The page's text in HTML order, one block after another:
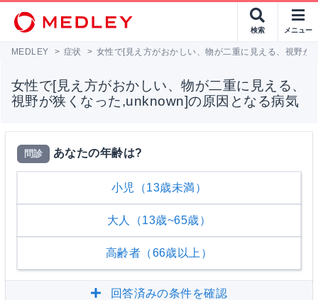
検索 メニュー
MEDLEY > 症状 > 女性で[見え方がおかしい、物が二重に見える、視野
女性で[見え方がおかしい、物が二重に見える、
視野が狭くなった,unknown]の原因となる病気
問診 あなたの年齢は?
小児（13歳未満）
大人（13歳~65歳）
高齢者（66歳以上）
回答済みの条件を確認